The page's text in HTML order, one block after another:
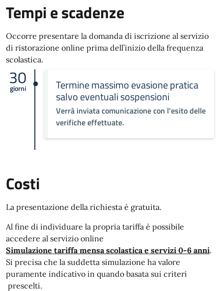
Tempi e scadenze
Occorre presentare la domanda di iscrizione al servizio
di ristorazione online prima dell’inizio della frequenza
scolastica.
30
giorni Termine massimo evasione pratica
salvo eventuali sospensioni
Verrà inviata comunicazione con l'esito delle
verifiche effettuate.
Costi
La presentazione della richiesta è gratuita.
Al fine di individuare la propria tariffa è possibile
accedere al servizio online
Simulazione tariffa mensa scolastica e servizi 0-6 anni.
Si precisa che la suddetta simulazione ha valore
puramente indicativo in quando basata sui criteri
prescelti.